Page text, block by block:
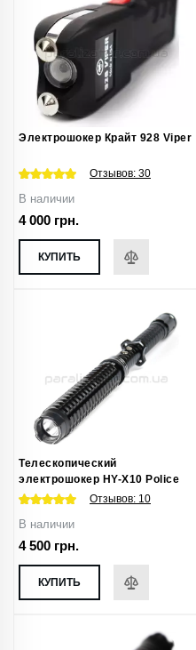
Электрошокер Крайт 928 Viper
Отзывов: 30
В наличии
4 000 грн.
КУПИТЬ
Телескопический
электрошокер HY-X10 Police
Отзывов: 10
В наличии
4 500 грн.
КУПИТЬ